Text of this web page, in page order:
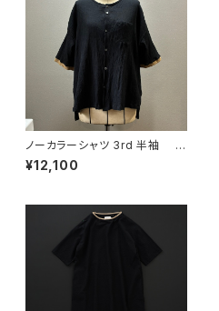
ノーカラーシャツ 3rd 半袖 黒
×羊
¥12,100